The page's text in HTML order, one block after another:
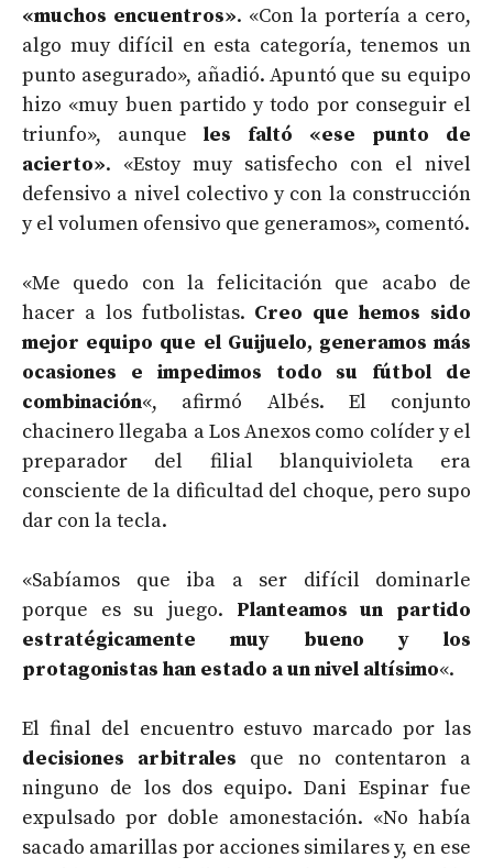
«muchos encuentros». «Con la portería a cero,
algo muy difícil en esta categoría, tenemos un
punto asegurado», añadió. Apuntó que su equipo
hizo «muy buen partido y todo por conseguir el
triunfo», aunque les faltó «ese punto de
acierto». «Estoy muy satisfecho con el nivel
defensivo a nivel colectivo y con la construcción
y el volumen ofensivo que generamos», comentó.
«Me quedo con la felicitación que acabo de
hacer a los futbolistas. Creo que hemos sido
mejor equipo que el Guijuelo, generamos más
ocasiones e impedimos todo su fútbol de
combinación«, afirmó Albés. El conjunto
chacinero llegaba a Los Anexos como colíder y el
preparador del filial blanquivioleta era
consciente de la dificultad del choque, pero supo
dar con la tecla.
«Sabíamos que iba a ser difícil dominarle
porque es su juego. Planteamos un partido
estratégicamente muy bueno y los
protagonistas han estado a un nivel altísimo«.
El final del encuentro estuvo marcado por las
decisiones arbitrales que no contentaron a
ninguno de los dos equipo. Dani Espinar fue
expulsado por doble amonestación. «No había
sacado amarillas por acciones similares y, en ese